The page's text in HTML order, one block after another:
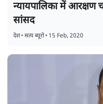
न्यायपालिका में आरक्षण
सांसद
देश•सत्य ब्यूरो• 15 Feb, 2020